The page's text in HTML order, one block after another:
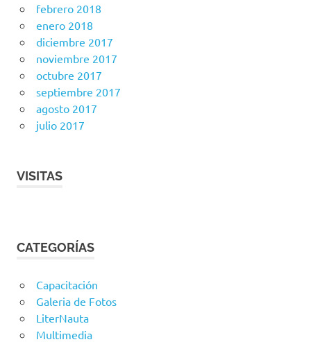
febrero 2018
enero 2018
diciembre 2017
noviembre 2017
octubre 2017
septiembre 2017
agosto 2017
julio 2017
VISITAS
CATEGORÍAS
Capacitación
Galeria de Fotos
LiterNauta
Multimedia